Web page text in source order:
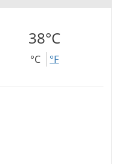
38°C
°C °F